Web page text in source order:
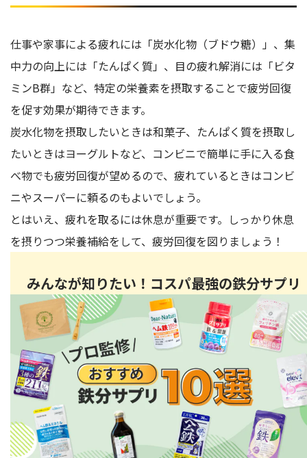
仕事や家事による疲れには「炭水化物（ブドウ糖）」、集
中力の向上には「たんぱく質」、目の疲れ解消には「ビタ
ミンB群」など、特定の栄養素を摂取することで疲労回復
を促す効果が期待できます。
炭水化物を摂取したいときは和菓子、たんぱく質を摂取し
たいときはヨーグルトなど、コンビニで簡単に手に入る食
べ物でも疲労回復が望めるので、疲れているときはコンビ
ニやスーパーに頼るのもよいでしょう。
とはいえ、疲れを取るには休息が重要です。しっかり休息
を摂りつつ栄養補給をして、疲労回復を図りましょう！
みんなが知りたい！コスパ最強の鉄分サプリ